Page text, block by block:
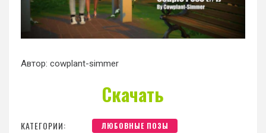
Автор: cowplant-simmer
Скачать
КАТЕГОРИИ:
ЛЮБОВНЫЕ ПОЗЫ